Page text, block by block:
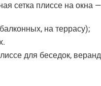
сетка плиссе на
на террасу);
для беседок,